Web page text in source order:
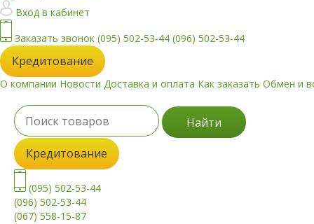
Вход в кабинет
Заказать звонок (095) 502-53-44 (096) 502-53-44
Кредитование
О компании Новости Доставка и оплата Как заказать Обмен и
Найти
Кредитование
(095) 502-53-44
(096) 502-53-44
(067) 558-15-87